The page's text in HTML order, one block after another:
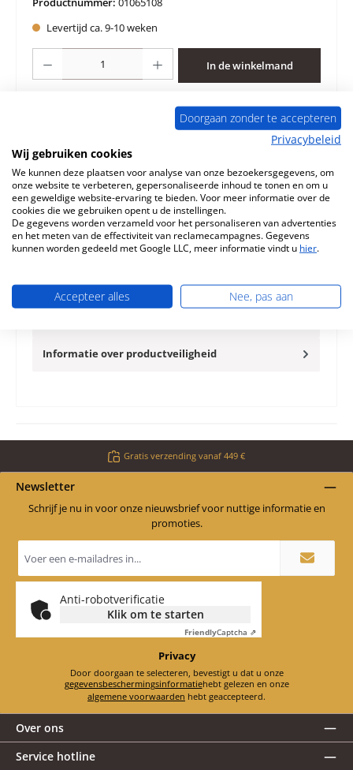
Levertijd ca. 9-10 weken
Producthoeveelheid: Voer de gewenste hoeveelheid in of gebruik de
In de winkelmand
Beschrijving
Origineel Verbrandingskamerdeur voor de Houtkachel
Verbrandingskamerdeur Kern…Meer
Informatie over productveiligheid
Gratis verzending vanaf 449 €
Newsletter
Schrijf je nu in voor onze nieuwsbrief voor nuttige informatie en
promoties.
mailadres
*
Anti-robotverificatie
Klik om te starten
FriendlyCaptcha ⇗
Privacy
Door doorgaan te selecteren, bevestigt u dat u onze
gegevensbeschermingsinformatie
hebt gelezen en onze
algemene voorwaarden hebt geaccepteerd.
Over ons
Service hotline
Doorgaan zonder te accepteren
Privacybeleid
Wij gebruiken cookies
We kunnen deze plaatsen voor analyse van onze bezoekersgegevens, om
onze website te verbeteren, gepersonaliseerde inhoud te tonen en om u
een geweldige website-ervaring te bieden. Voor meer informatie over de
cookies die we gebruiken opent u de instellingen.
De gegevens worden verzameld voor het personaliseren van advertenties
en het meten van de effectiviteit van reclamecampagnes. Gegevens
kunnen worden gedeeld met Google LLC, meer informatie vindt u hier.
Accepteer alles Nee, pas aan